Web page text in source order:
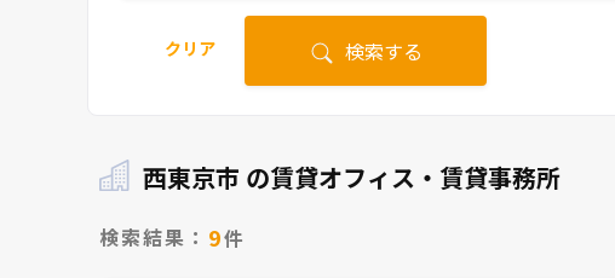
クリア 検索する
西東京市 の賃貸オフィス・賃貸事務所
検索結果： 9件